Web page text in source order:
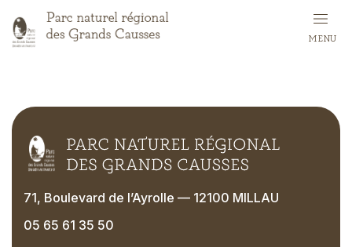
to
main
MENU
71, Boulevard de l’Ayrolle — 12100 MILLAU
05 65 61 35 50